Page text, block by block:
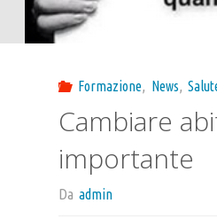
Formazione, News,
Cambiare
importante
Da admin